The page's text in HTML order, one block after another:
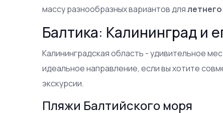
массу разнообразных вариантов для
Балтика: Калининград и
Калининградская область - удивительное
идеальное направление, если вы хотите
экскурсии.
Пляжи Балтийского моря